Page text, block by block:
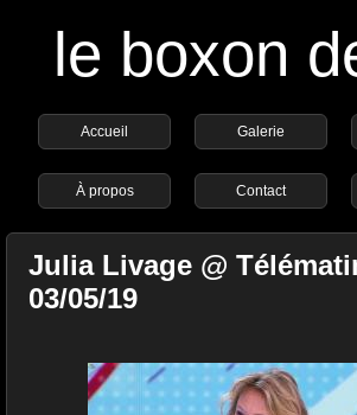
le boxon
Accueil Galerie
À propos Contact
Julia Livage @
03/05/19